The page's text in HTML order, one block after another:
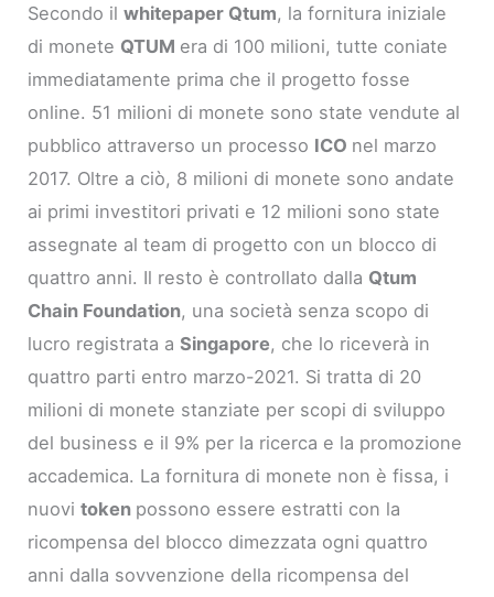
Secondo ilwhitepaper Qtum, la fornitura iniziale
di monete QTUM era di 100 milioni, tutte coniate
immediatamente prima che il progetto fosse
online. 51 milioni di monete sono state vendute al
pubblico attraverso un processo ICO nel marzo
2017. Oltre a ciò, 8 milioni di monete sono andate
ai primi investitori privati ​​e 12 milioni sono state
assegnate al team di progetto con un blocco di
quattro anni. Il resto è controllato dalla Qtum
Chain Foundation, una società senza scopo di
lucro registrata aSingapore, che lo riceverà in
quattro parti entro marzo-2021. Si tratta di 20
milioni di monete stanziate per scopi di sviluppo
del business e il 9% per la ricerca e la promozione
accademica. La fornitura di monete non è fissa, i
nuovitoken possono essere estratti con la
ricompensa del blocco dimezzata ogni quattro
anni dalla sovvenzione della ricompensa del